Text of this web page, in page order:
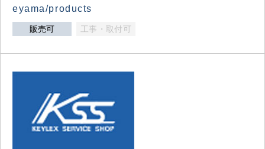
eyama/products
販売可 工事・取付可